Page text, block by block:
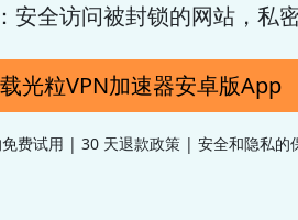
安全访问被封锁的网站，私
光粒VPN加速器安卓版App
费试用 | 30 天退款政策 | 安全和隐私的